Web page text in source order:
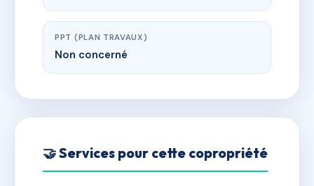
PPT (PLAN TRAVAUX)
Non concerné
🤝 Services pour cette copropriété